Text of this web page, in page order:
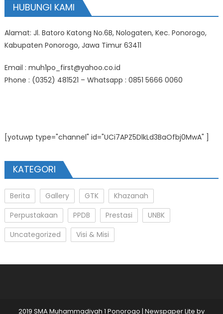
HUBUNGI KAMI
Alamat: Jl. Batoro Katong No.6B, Nologaten, Kec. Ponorogo,
Kabupaten Ponorogo, Jawa Timur 63411
Email : muh1po_first@yahoo.co.id
Phone : (0352) 481521 – Whatsapp : 0851 5666 0060
[yotuwp type="channel" id="UCi7APZ5DlkLd3BaOfbj0MwA" ]
KATEGORI
Berita Gallery GTK
Khazanah
Perpustakaan
PPDB Prestasi
UNBK
Uncategorized
Visi & Misi
2019 SMA Muhammadiyah 1 Ponorogo | Newspaper Lite by